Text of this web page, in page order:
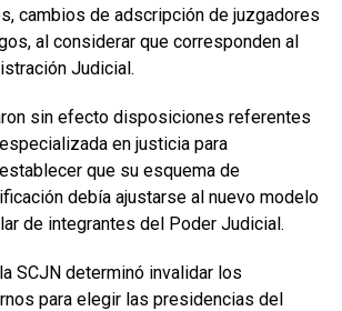
cambios de adscripción de juzgadores
al considerar que corresponden al
Judicial.
sin efecto disposiciones referentes
en justicia para
que su esquema de
debía ajustarse al nuevo modelo
de integrantes del Poder Judicial.
SCJN determinó invalidar los
para elegir las presidencias del